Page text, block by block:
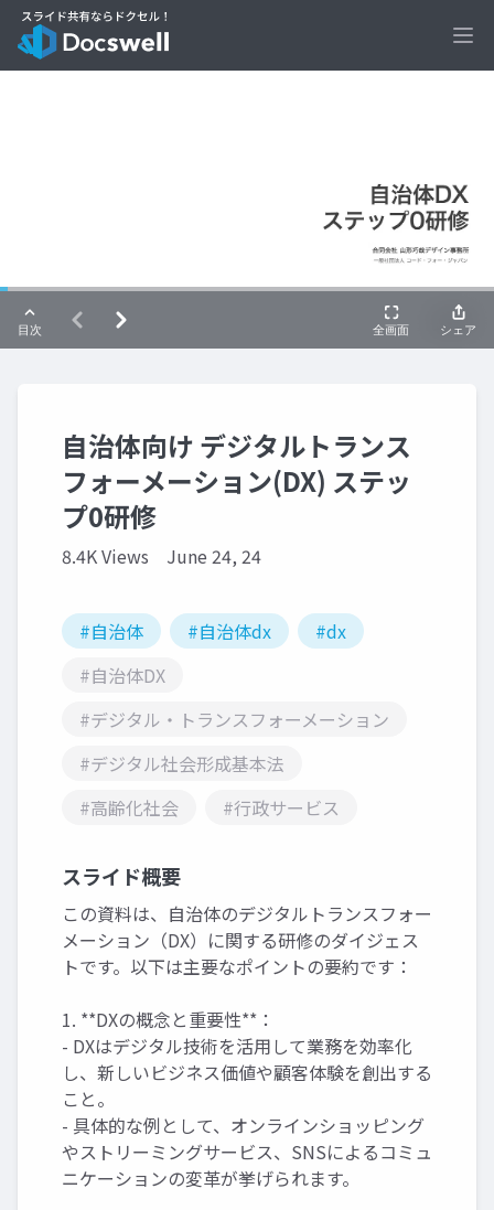
自治体向け デジタルトランス
フォーメーション(DX) ステッ
プ0研修
8.4K Views June 24, 24
#自治体 #自治体dx
#dx
#自治体DX
#デジタル・トランスフォーメーション
#デジタル社会形成基本法
#高齢化社会
#行政サービス
スライド概要
この資料は、自治体のデジタルトランスフォー
メーション（DX）に関する研修のダイジェス
トです。以下は主要なポイントの要約です：
1. **DXの概念と重要性**：
- DXはデジタル技術を活用して業務を効率化
し、新しいビジネス価値や顧客体験を創出する
こと。
- 具体的な例として、オンラインショッピング
やストリーミングサービス、SNSによるコミュ
ニケーションの変革が挙げられます。